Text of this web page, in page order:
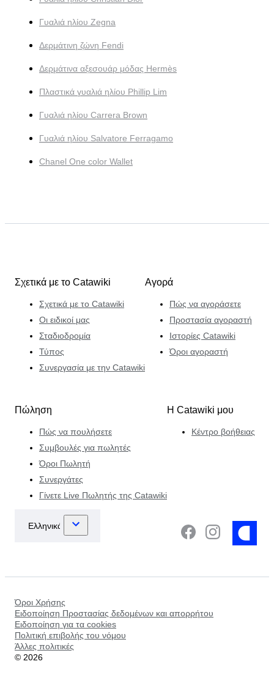
Γυαλιά ηλίου Zegna
Δερμάτινη ζώνη Fendi
Δερμάτινα αξεσουάρ μόδας Hermès
Πλαστικά γυαλιά ηλίου Phillip Lim
Γυαλιά ηλίου Carrera Brown
Γυαλιά ηλίου Salvatore Ferragamo
Chanel One color Wallet
Σχετικά με το Catawiki
Σχετικά με το Catawiki
Οι ειδικοί μας
Σταδιοδρομία
Τύπος
Συνεργασία με την Catawiki
Αγορά
Πώς να αγοράσετε
Προστασία αγοραστή
Ιστορίες Catawiki
Όροι αγοραστή
Πώληση
Πώς να πουλήσετε
Συμβουλές για πωλητές
Όροι Πωλητή
Συνεργάτες
Γίνετε Live Πωλητής της Catawiki
Η Catawiki μου
Κέντρο βοήθειας
Όροι Χρήσης
Ειδοποίηση Προστασίας δεδομένων και απορρήτου
Ειδοποίηση για τα cookies
Πολιτική επιβολής του νόμου
Άλλες πολιτικές
© 2026